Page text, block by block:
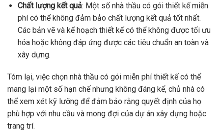
Chất lượng kết quả: Một số nhà thầu có gói thiết kế miễn
phí có thể không đảm bảo chất lượng kết quả tốt nhất.
Các bản vẽ và kế hoạch thiết kế có thể không được tối ưu
hóa hoặc không đáp ứng được các tiêu chuẩn an toàn và
xây dựng.
Tóm lại, việc chọn nhà thầu có gói miễn phí thiết kế có thể
mang lại một số hạn chế nhưng không đáng kể, chủ nhà có
thể xem xét kỹ lưỡng để đảm bảo rằng quyết định của họ
phù hợp với nhu cầu và mong đợi của dự án xây dựng hoặc
trang trí.